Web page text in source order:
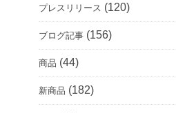
プレスリリース (120)
ブログ記事 (156)
商品 (44)
新商品 (182)